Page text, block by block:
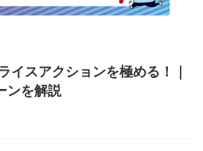
イスアクションを極める！｜
ンを解説